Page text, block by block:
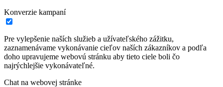
Konverzie kampaní
Pre vylepšenie naších služieb a užívateľského zážitku,
zaznamenávame vykonávanie cieľov naších zákazníkov a podľa
doho upravujeme webovú stránku aby tieto ciele boli čo
najrýchlejšie vykonávateľné.
Chat na webovej stránke